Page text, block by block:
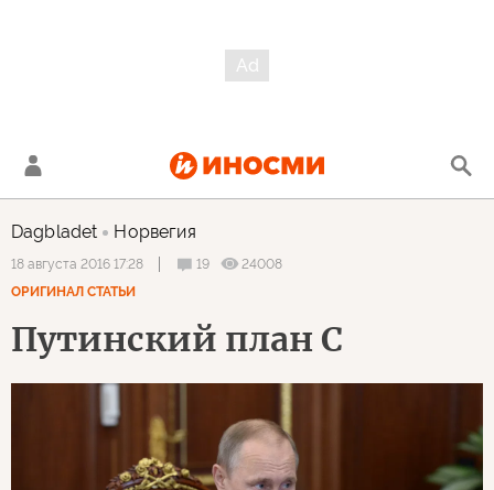
Dagbladet Норвегия
18 августа 2016 17:28 19
24008
ОРИГИНАЛ СТАТЬИ
Путинский план С